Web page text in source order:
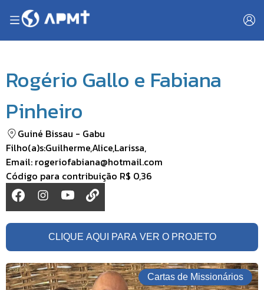
Rogério Gallo e Fabiana
Pinheiro
Guiné Bissau - Gabu
Filho(a)s:Guilherme,Alice,Larissa,
Email: rogeriofabiana@hotmail.com
Código para contribuição R$ 0,36
CLIQUE AQUI PARA VER O PROJETO
Cartas de Missionários